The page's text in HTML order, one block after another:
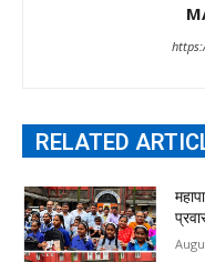
RELATED